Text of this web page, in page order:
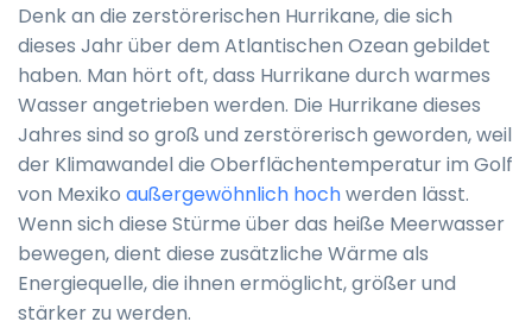
Denk an die zerstörerischen Hurrikane, die sich
dieses Jahr über dem Atlantischen Ozean gebildet
haben. Man hört oft, dass Hurrikane durch warmes
Wasser angetrieben werden. Die Hurrikane dieses
Jahres sind so groß und zerstörerisch geworden, weil
der Klimawandel die Oberflächentemperatur im Golf
von Mexiko außergewöhnlich hochwerden lässt.
Wenn sich diese Stürme über das heiße Meerwasser
bewegen, dient diese zusätzliche Wärme als
Energiequelle, die ihnen ermöglicht, größer und
stärker zu werden.